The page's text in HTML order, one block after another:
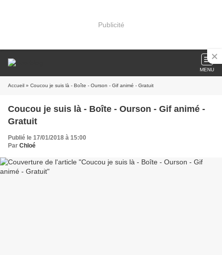
Publicité
MENU
Accueil » Coucou je suis là - Boîte - Ourson - Gif animé - Gratuit
Coucou je suis là - Boîte - Ourson - Gif animé -
Gratuit
Publié le 17/01/2018 à 15:00
Par Chloé